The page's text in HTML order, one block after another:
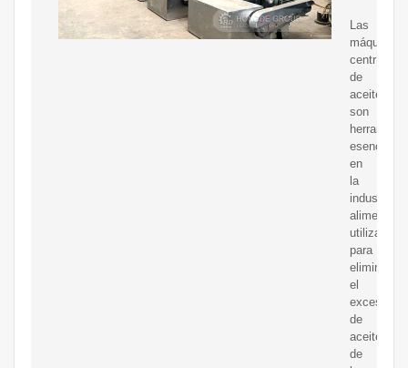
Las
máquinas
centrífugas
de
aceite
son
esenciales
en
la
industria
alimentaria
utilizadas
para
eliminar
el
exceso
de
aceite
de